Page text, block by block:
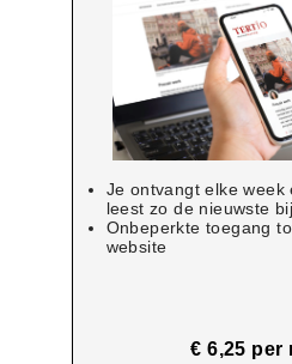
Je ontvangt elke week
leest zo de nieuwste
Onbeperkte toegang
website
€ 6,25 per